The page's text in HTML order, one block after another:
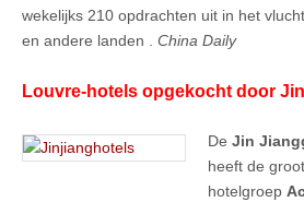
wekelijks 210 opdrachten uit in het
en andere landen . China Daily
Louvre-hotels opgekocht door
De Jin
heeft de
hotelgroep